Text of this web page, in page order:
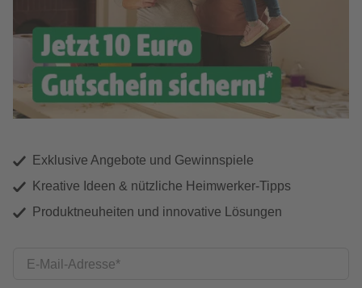
Exklusive Angebote und Gewinnspiele
Kreative Ideen & nützliche Heimwerker-Tipps
Produktneuheiten und innovative Lösungen
E-Mail-Adresse